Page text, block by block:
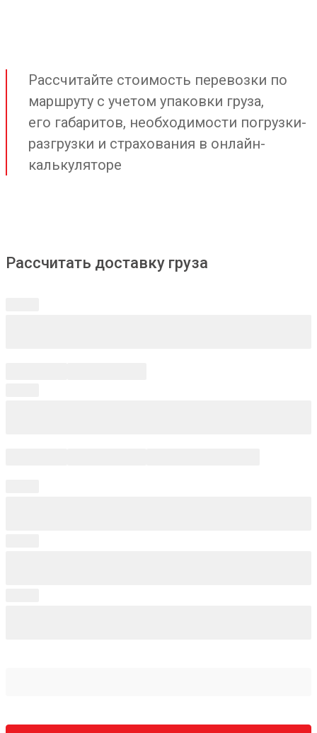
Рассчитайте стоимость перевозки по
маршруту с учетом упаковки груза,
его габаритов, необходимости погрузки-
разгрузки и страхования в онлайн-
калькуляторе
Рассчитать доставку груза